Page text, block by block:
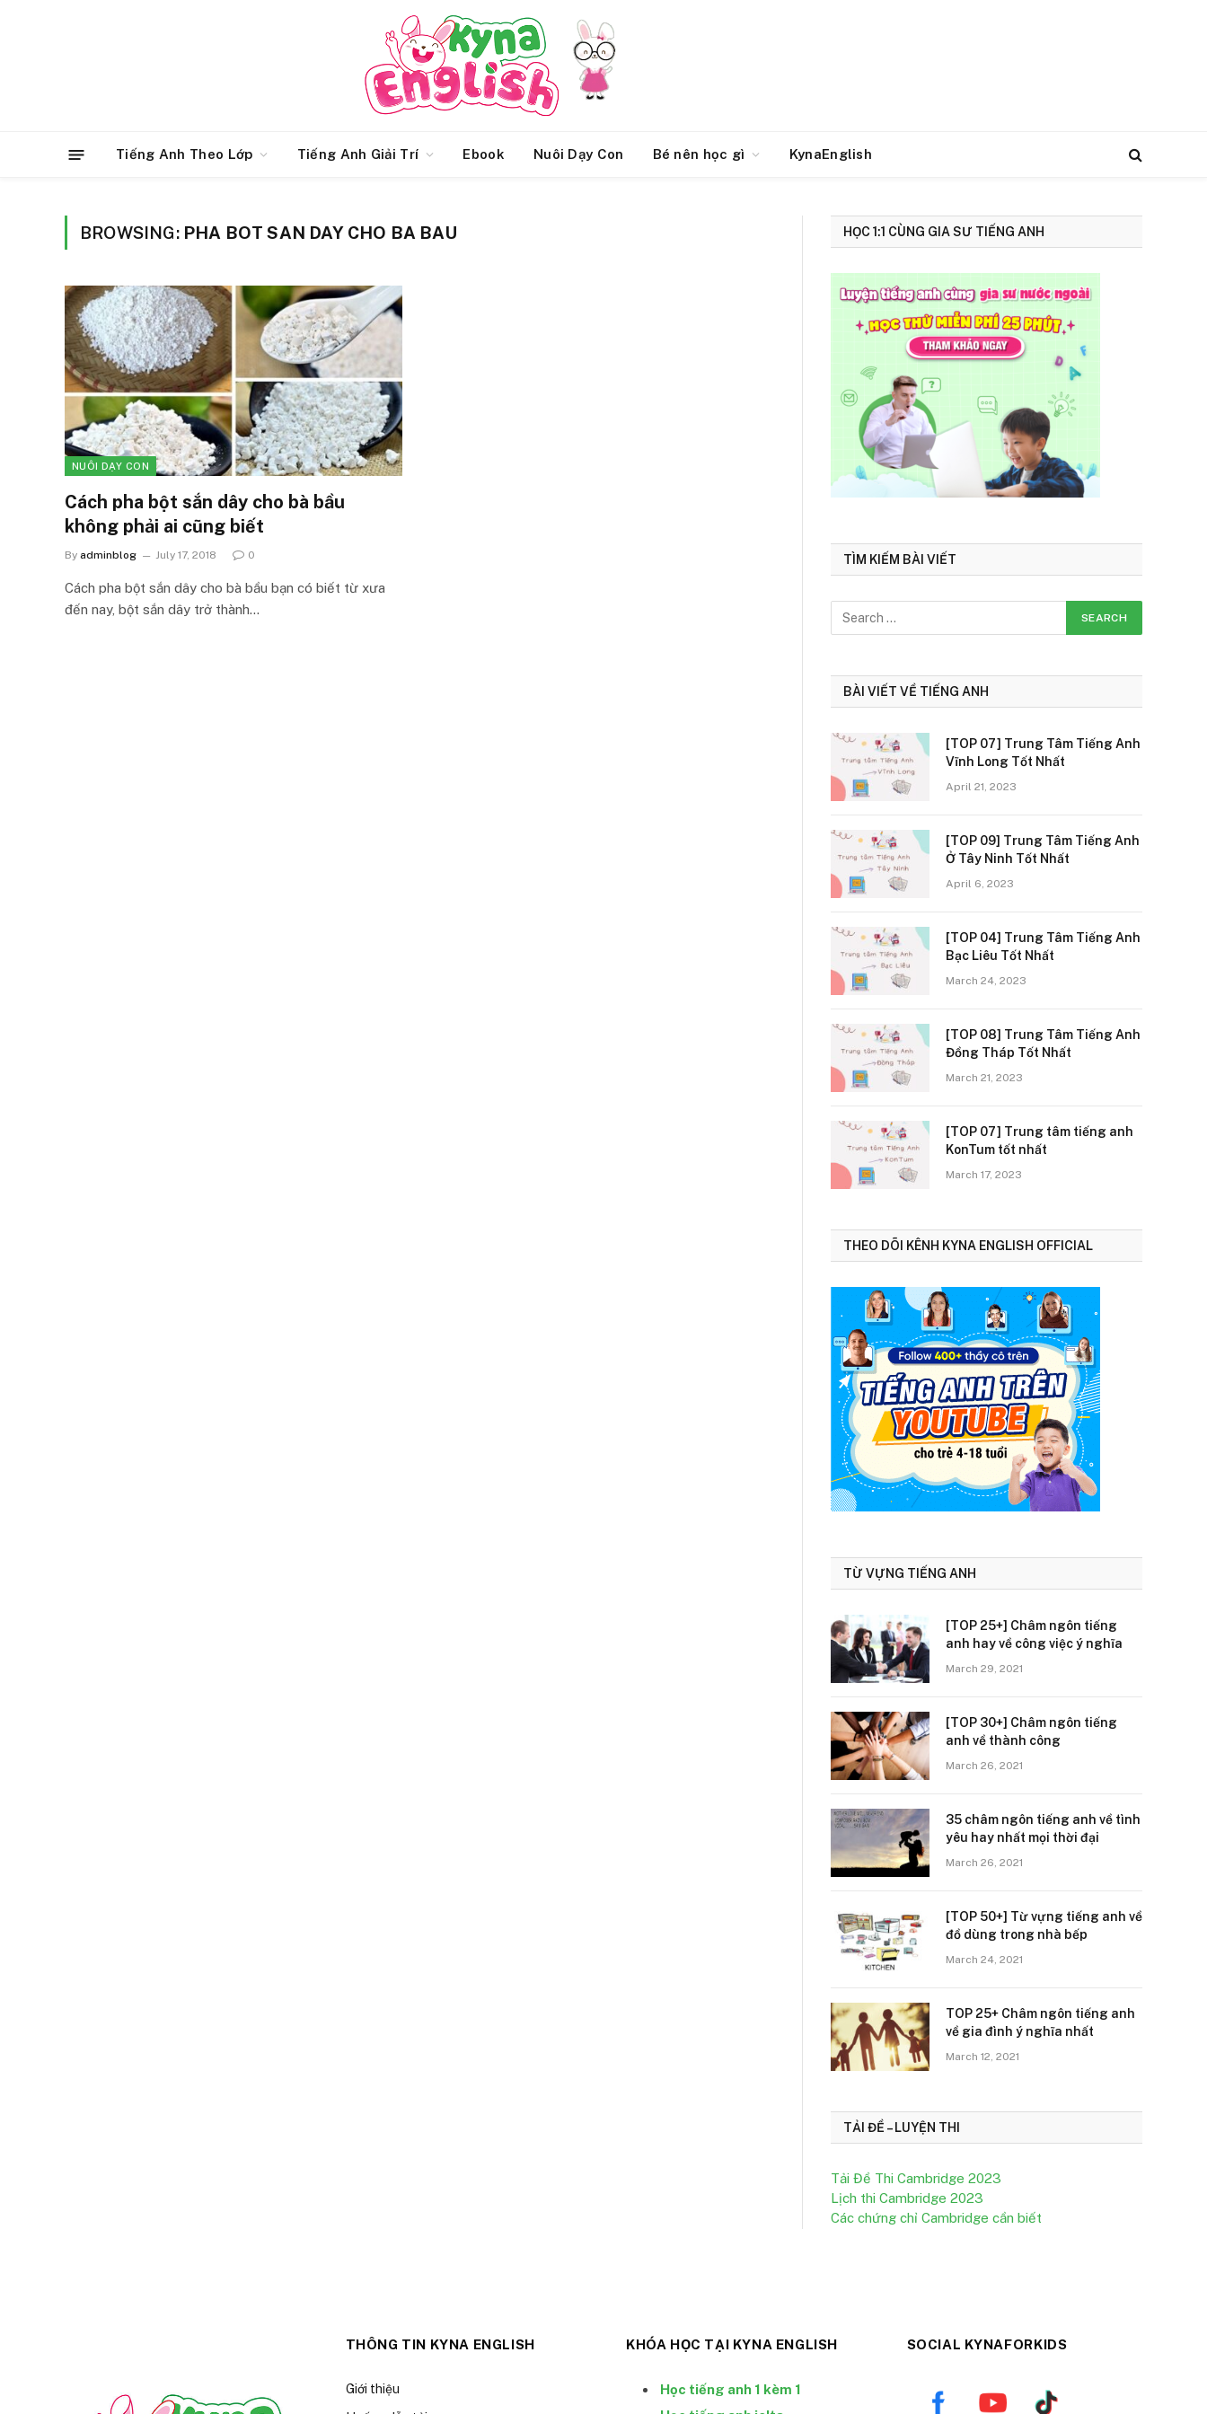
Tiếng Anh Theo Lớp Tiếng Anh Giải Trí Ebook Nuôi Dạy Con Bé nên học gì KynaEnglish
BROWSING: PHA BOT SAN DAY CHO BA BAU
NUÔI DẠY CON
Cách pha bột sắn dây cho bà bầu
không phải ai cũng biết
By adminblog July 17, 2018 0
Cách pha bột sắn dây cho bà bầu bạn có biết từ xưa
đến nay, bột sắn dây trở thành…
HỌC 1:1 CÙNG GIA SƯ TIẾNG ANH
TÌM KIẾM BÀI VIẾT
BÀI VIẾT VỀ TIẾNG ANH
[TOP 07] Trung Tâm Tiếng Anh
Vĩnh Long Tốt Nhất
April 21, 2023
[TOP 09] Trung Tâm Tiếng Anh
Ở Tây Ninh Tốt Nhất
April 6, 2023
[TOP 04] Trung Tâm Tiếng Anh
Bạc Liêu Tốt Nhất
March 24, 2023
[TOP 08] Trung Tâm Tiếng Anh
Đồng Tháp Tốt Nhất
March 21, 2023
[TOP 07] Trung tâm tiếng anh
KonTum tốt nhất
March 17, 2023
THEO DÕI KÊNH KYNA ENGLISH OFFICIAL
TỪ VỰNG TIẾNG ANH
[TOP 25+] Châm ngôn tiếng
anh hay về công việc ý nghĩa
March 29, 2021
[TOP 30+] Châm ngôn tiếng
anh về thành công
March 26, 2021
35 châm ngôn tiếng anh về tình
yêu hay nhất mọi thời đại
March 26, 2021
[TOP 50+] Từ vựng tiếng anh về
đồ dùng trong nhà bếp
March 24, 2021
TOP 25+ Châm ngôn tiếng anh
về gia đình ý nghĩa nhất
March 12, 2021
TẢI ĐỀ – LUYỆN THI
Tải Đề Thi Cambridge 2023
Lịch thi Cambridge 2023
Các chứng chỉ Cambridge cần biết
THÔNG TIN KYNA ENGLISH
Giới thiệu
KHÓA HỌC TẠI KYNA ENGLISH
Học tiếng anh 1 kèm 1
SOCIAL KYNAFORKIDS